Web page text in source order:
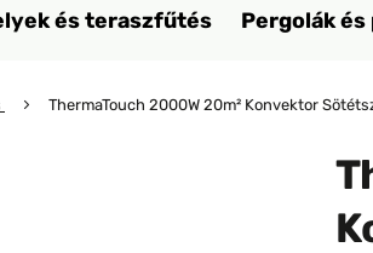
és teraszfűtés Pergolák
ThermaTouch 2000W 20m² Konvektor